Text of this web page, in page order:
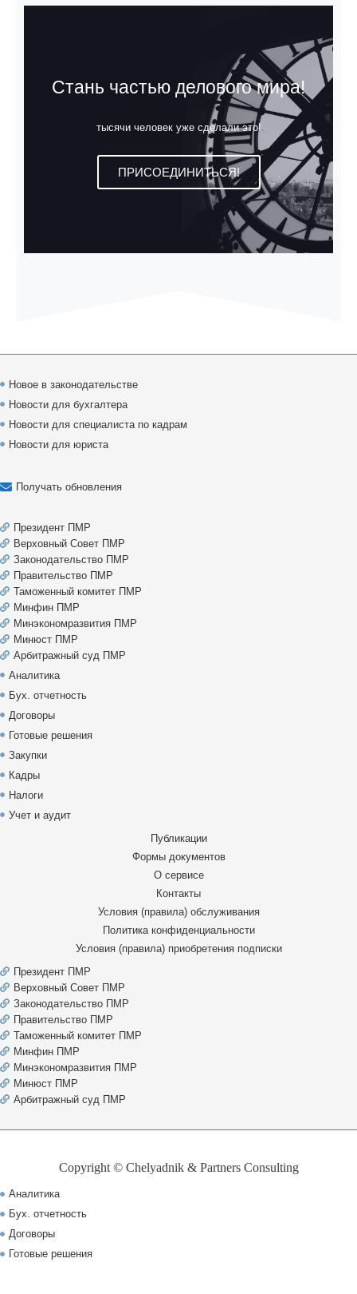
Стань частью делового мира!
тысячи человек уже сделали это!
ПРИСОЕДИНИТЬСЯ!
Новое в законодательстве
Новости для бухгалтера
Новости для специалиста по кадрам
Новости для юриста
Получать обновления
Президент ПМР
Верховный Совет ПМР
Законодательство ПМР
Правительство ПМР
Таможенный комитет ПМР
Минфин ПМР
Минэкономразвития ПМР
Минюст ПМР
Арбитражный суд ПМР
Аналитика
Бух. отчетность
Договоры
Готовые решения
Закупки
Кадры
Налоги
Учет и аудит
Публикации
Формы документов
О сервисе
Контакты
Условия (правила) обслуживания
Политика конфиденциальности
Условия (правила) приобретения подписки
Президент ПМР
Верховный Совет ПМР
Законодательство ПМР
Правительство ПМР
Таможенный комитет ПМР
Минфин ПМР
Минэкономразвития ПМР
Минюст ПМР
Арбитражный суд ПМР
Copyright © Chelyadnik & Partners Consulting
Аналитика
Бух. отчетность
Договоры
Готовые решения